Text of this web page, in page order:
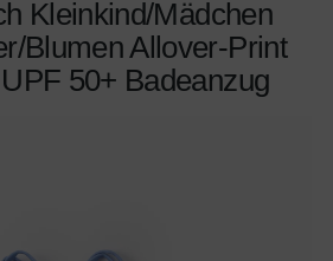
Kleinkind/Mädchen
Blumen Allover-Print
50+ Badeanzug